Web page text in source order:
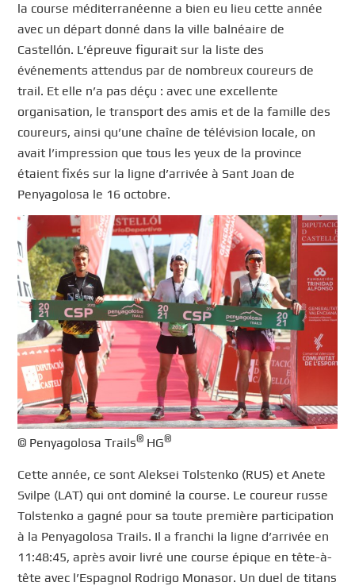
la course méditerranéenne a bien eu lieu cette année
avec un départ donné dans la ville balnéaire de
Castellón. L’épreuve figurait sur la liste des
événements attendus par de nombreux coureurs de
trail. Et elle n’a pas déçu : avec une excellente
organisation, le transport des amis et de la famille des
coureurs, ainsi qu’une chaîne de télévision locale, on
avait l’impression que tous les yeux de la province
étaient fixés sur la ligne d’arrivée à Sant Joan de
Penyagolosa le 16 octobre.
© Penyagolosa Trails® HG®
Cette année, ce sont Aleksei Tolstenko (RUS) et Anete
Svilpe (LAT) qui ont dominé la course. Le coureur russe
Tolstenko a gagné pour sa toute première participation
à la Penyagolosa Trails. Il a franchi la ligne d’arrivée en
11:48:45, après avoir livré une course épique en tête-à-
tête avec l’Espagnol Rodrigo Monasor. Un duel de titans